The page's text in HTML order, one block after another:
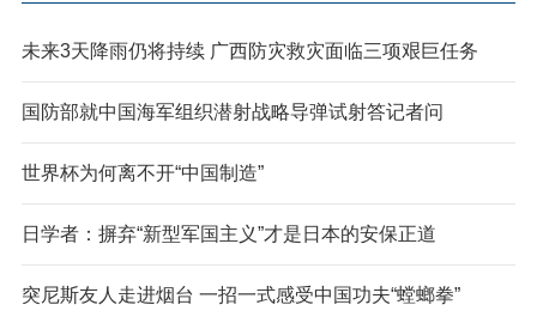
未来3天降雨仍将持续 广西防灾救灾面临三项艰巨任务
国防部就中国海军组织潜射战略导弹试射答记者问
世界杯为何离不开“中国制造”
日学者：摒弃“新型军国主义”才是日本的安保正道
突尼斯友人走进烟台 一招一式感受中国功夫“螳螂拳”